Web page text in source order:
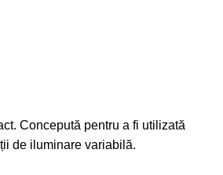
Concepută pentru a fi utilizată
de iluminare variabilă.